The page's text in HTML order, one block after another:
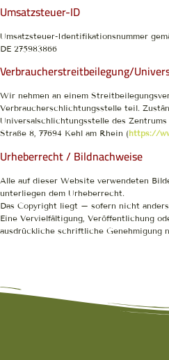
Umsatzsteuer-ID
Umsatzsteuer-Identifikationsnummer
DE 275983866
Verbraucher­streit­beilegung/
Wir nehmen an einem
Verbraucherschlichtungsstelle teil.
Universalschlichtungsstelle des
Straße 8, 77694 Kehl am Rhein (https://
Urheberrecht / Bildnachweise
Alle auf dieser Website verwendeten
unterliegen dem Urheberrecht.
Das Copyright liegt – sofern nicht
Eine Vervielfältigung, Veröffentlichung
ausdrückliche schriftliche Genehmigung